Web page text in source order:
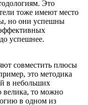
Это
тоже имеют место
но они успешны
успешнее.
совместить плюсы
это методика
в небольших
велика, то можно
в одном из